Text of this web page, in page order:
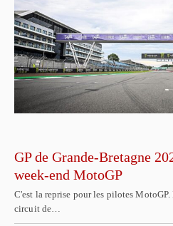
GP de Grande-Bretagne
week-end MotoGP
C'est la reprise pour les pilotes
circuit de…